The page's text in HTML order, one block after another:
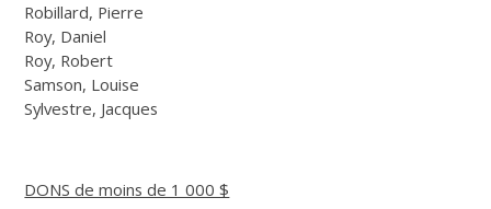
Robillard, Pierre
Roy, Daniel
Roy, Robert
Samson, Louise
Sylvestre, Jacques
DONS de moins de 1 000 $